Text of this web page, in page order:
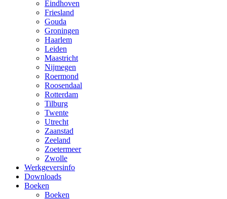
Eindhoven
Friesland
Gouda
Groningen
Haarlem
Leiden
Maastricht
Nijmegen
Roermond
Roosendaal
Rotterdam
Tilburg
Twente
Utrecht
Zaanstad
Zeeland
Zoetermeer
Zwolle
Werkgeversinfo
Downloads
Boeken
Boeken